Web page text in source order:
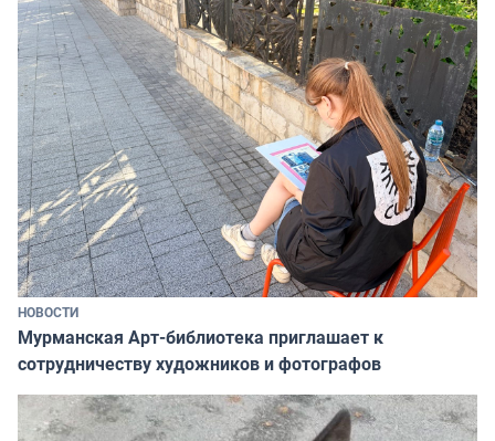
НОВОСТИ
Мурманская Арт-библиотека приглашает к
сотрудничеству художников и фотографов